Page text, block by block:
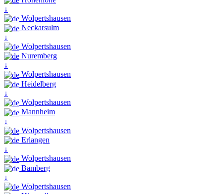
↓
Wolpertshausen
Neckarsulm
↓
Wolpertshausen
Nuremberg
↓
Wolpertshausen
Heidelberg
↓
Wolpertshausen
Mannheim
↓
Wolpertshausen
Erlangen
↓
Wolpertshausen
Bamberg
↓
Wolpertshausen